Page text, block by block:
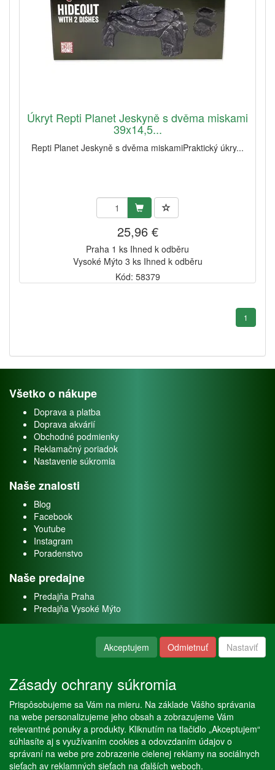
Úkryt Repti Planet Jeskyně s dvěma miskami
39x14,5...
Repti Planet Jeskyně s dvěma miskamiPraktický úkry...
25,96 €
Praha 1 ks Ihned k odběru
Vysoké Mýto 3 ks Ihned k odběru
Kód: 58379
1
Všetko o nákupe
Doprava a platba
Doprava akvárií
Obchodné podmienky
Reklamačný poriadok
Nastavenie súkromia
Naše znalosti
Blog
Facebook
Youtube
Instagram
Poradenstvo
Naše predajne
Predajňa Praha
Predajňa Vysoké Mýto
Naše služby
Servis
Predaj akváriových rýb
Predaj akváriových rastlín
Akceptujem Odmietnuť Nastaviť
Zásady ochrany súkromia
Prispôsobujeme sa Vám na mieru. Na základe Vášho správania
na webe personalizujeme jeho obsah a zobrazujeme Vám
relevantné ponuky a produkty. Kliknutím na tlačidlo „Akceptujem“
súhlasíte aj s využívaním cookies a odovzdaním údajov o
správaní na webe pre zobrazenie cielenej reklamy na sociálnych
sieťach av reklamných sieťach na ďalších weboch.